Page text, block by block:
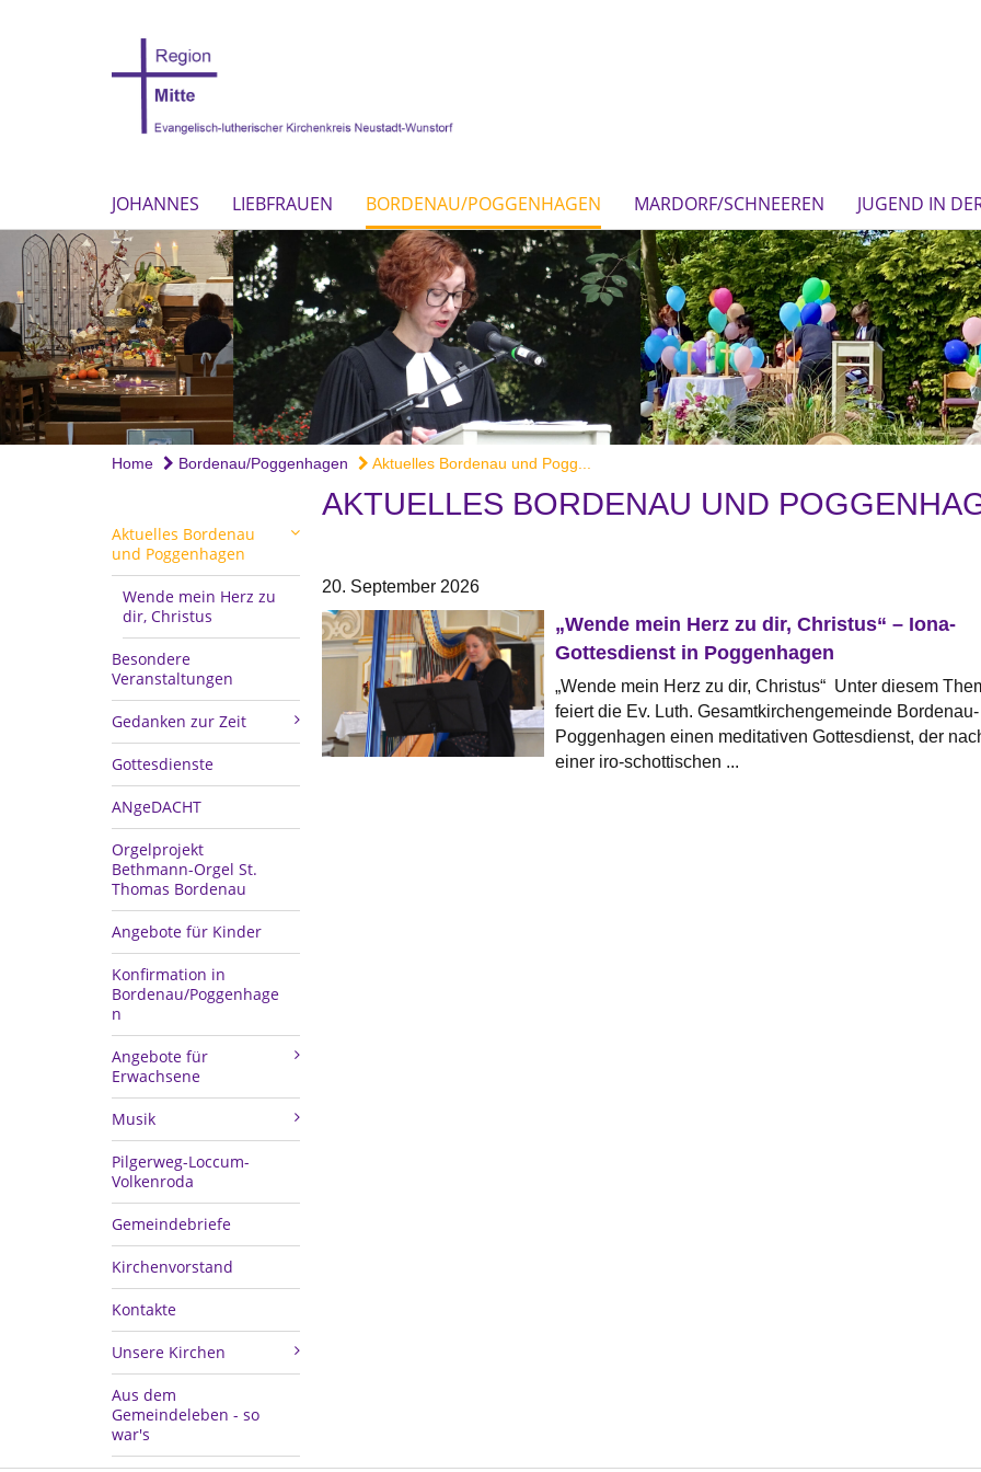
JOHANNES LIEBFRAUEN BORDENAU/POGGENHAGEN MARDORF/SCHNEEREN JUGEND IN
Home Bordenau/Poggenhagen Aktuelles Bordenau und Pogg...
Aktuelles Bordenau
und Poggenhagen
Wende mein Herz zu
dir, Christus
Besondere
Veranstaltungen
Gedanken zur Zeit
Gottesdienste
ANgeDACHT
Orgelprojekt
Bethmann-Orgel St.
Thomas Bordenau
Angebote für Kinder
Konfirmation in
Bordenau/Poggenhage
n
Angebote für
Erwachsene
Musik
Pilgerweg-Loccum-
Volkenroda
Gemeindebriefe
Kirchenvorstand
Kontakte
Unsere Kirchen
Aus dem
Gemeindeleben - so
war's
AKTUELLES BORDENAU UND
20. September 2026
„Wende mein Herz zu dir, Christus“ – Iona-
Gottesdienst in Poggenhagen
„Wende mein Herz zu dir, Christus“ Unter diesem
feiert die Ev. Luth. Gesamtkirchengemeinde Bordenau-
Poggenhagen einen meditativen Gottesdienst, der
einer iro-schottischen ...